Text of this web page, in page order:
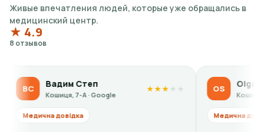
Живые впечатления людей, которые уже обращались в
медицинский центр.
★ 4.9
8 отзывов
Вадим Степ
Кошиця, 7-А · Google
довідка
OS Olga Sidorova
Кошиця, 7-А ·
Медична довідка